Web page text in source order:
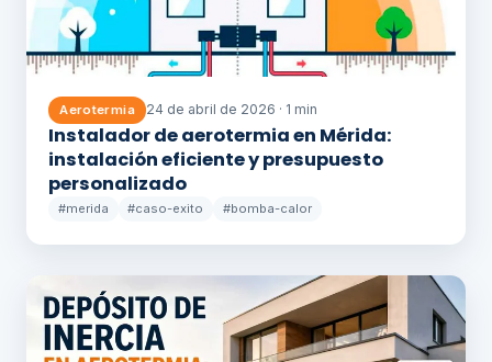
Aerotermia 24 de abril de 2026 · 1 min
Instalador de aerotermia en Mérida:
instalación eficiente y presupuesto
personalizado
#merida #caso-exito #bomba-calor